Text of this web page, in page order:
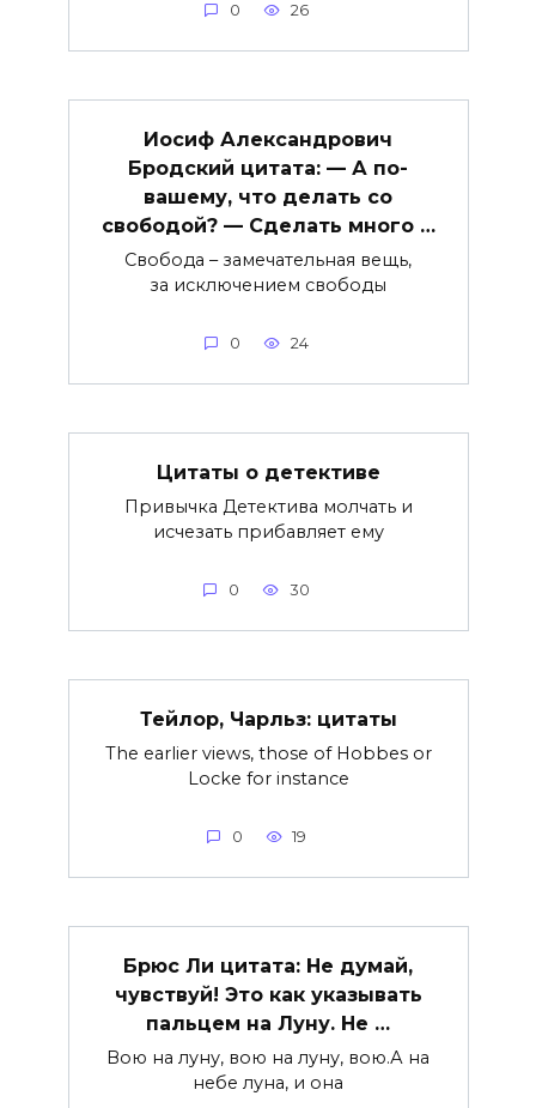
0 26
Иосиф Александрович
Бродский цитата: — А по-
вашему, что делать со
свободой? — Сделать много …
Свобода – замечательная вещь,
за исключением свободы
0 24
Цитаты о детективе
Привычка Детектива молчать и
исчезать прибавляет ему
0 30
Тейлор, Чарльз: цитаты
The earlier views, those of Hobbes or
Locke for instance
0 19
Брюс Ли цитата: Не думай,
чувствуй! Это как указывать
пальцем на Луну. Не …
Вою на луну, вою на луну, вою.А на
небе луна, и она